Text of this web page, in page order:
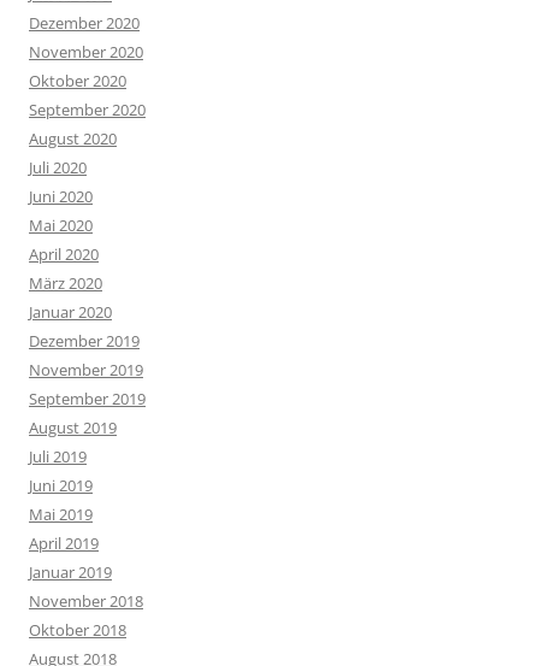
Dezember 2020
November 2020
Oktober 2020
September 2020
August 2020
Juli 2020
Juni 2020
Mai 2020
April 2020
März 2020
Januar 2020
Dezember 2019
November 2019
September 2019
August 2019
Juli 2019
Juni 2019
Mai 2019
April 2019
Januar 2019
November 2018
Oktober 2018
August 2018